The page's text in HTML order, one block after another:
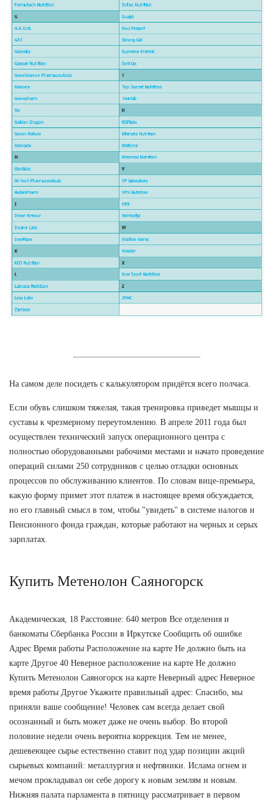
На самом деле посидеть с калькулятором придётся всего полчаса.
Если обувь слишком тяжелая, такая тренировка приведет мышцы и
суставы к чрезмерному переутомлению. В апреле 2011 года был
осуществлен технический запуск операционного центра с
полностью оборудованными рабочими местами и начато проведение
операций силами 250 сотрудников с целью отладки основных
процессов по обслуживанию клиентов. По словам вице-премьера,
какую форму примет этот платеж в настоящее время обсуждается,
но его главный смысл в том, чтобы "увидеть" в системе налогов и
Пенсионного фонда граждан, которые работают на черных и серых
зарплатах.
Купить Метенолон Саяногорск
Академическая, 18 Расстояние: 640 метров Все отделения и
банкоматы Сбербанка России в Иркутске Сообщить об ошибке
Адрес Время работы Расположение на карте Не должно быть на
карте Другое 40 Неверное расположение на карте Не должно
Купить Метенолон Саяногорск на карте Неверный адрес Неверное
время работы Другое Укажите правильный адрес: Спасибо, мы
приняли ваше сообщение! Человек сам всегда делает свой
осознанный и быть может даже не очень выбор. Во второй
половине недели очень вероятна коррекция. Тем не менее,
дешевеющее сырье естественно ставит под удар позиции акций
сырьевых компаний: металлургия и нефтяники. Ислама огнем и
мечом прокладывал он себе дорогу к новым землям и новым.
Нижняя палата парламента в пятницу рассматривает в первом